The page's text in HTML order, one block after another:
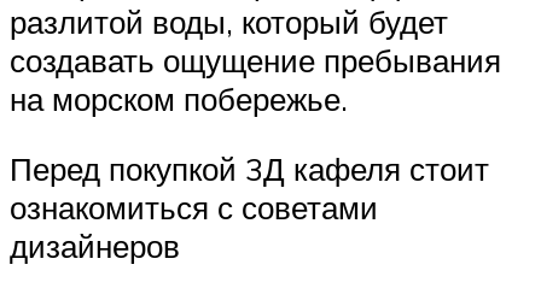
разлитой воды, который будет
создавать ощущение пребывания
на морском побережье.
Перед покупкой 3Д кафеля стоит
ознакомиться с советами
дизайнеров